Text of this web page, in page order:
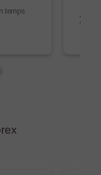
temps